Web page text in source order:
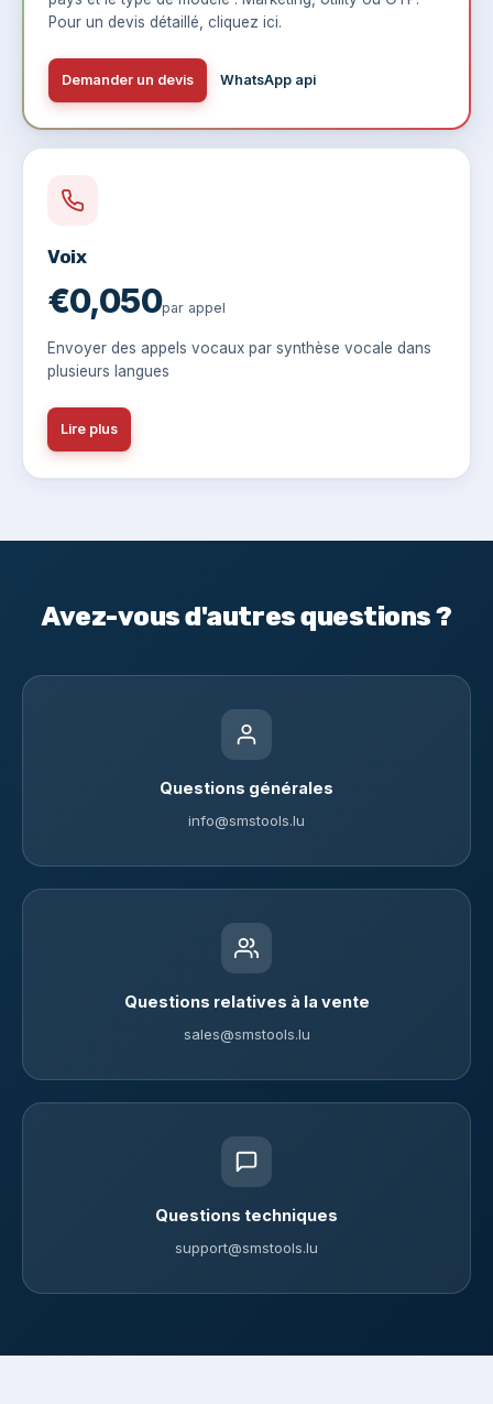
Pour un devis détaillé, cliquez ici.
Demander un devis WhatsApp api
Voix
€0,050par appel
Envoyer des appels vocaux par synthèse vocale dans
plusieurs langues
Lire plus
Avez-vous d'autres questions ?
Questions générales
info@smstools.lu
Questions relatives à la vente
sales@smstools.lu
Questions techniques
support@smstools.lu